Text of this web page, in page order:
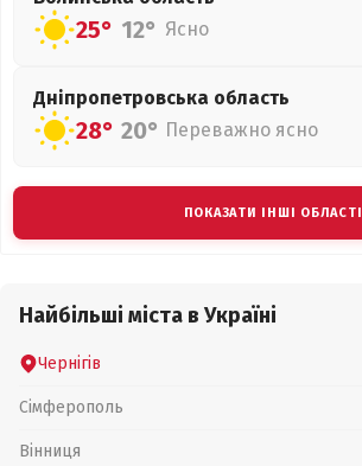
25° 12° Ясно
Дніпропетровська область
28° 20° Переважно ясно
ПОКАЗАТИ ІНШІ ОБЛАСТІ
Найбільші міста в Україні
Чернігів
Сімферополь
Вінниця